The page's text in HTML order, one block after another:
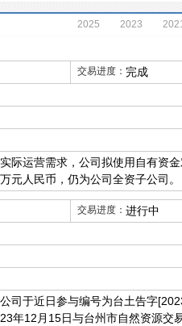
2025 2023
交易进度： 完成
际运营需求，公司拟使用自有资
元人民币，仍为公司全资子公司。
交易进度： 进行中
司于近日参与编号为台土告字
年12月15日与台州市自然资源交